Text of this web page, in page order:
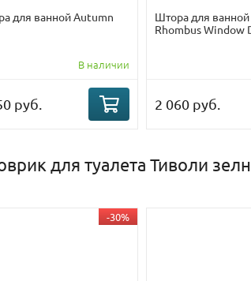
для ванной Autumn
В наличии
руб.
Штора для
Rhombus Window
2 060 руб.
для туалета Тиволи
-30%